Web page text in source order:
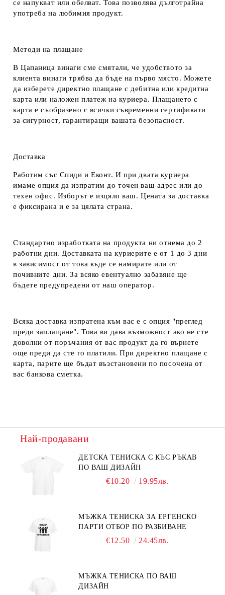
се напукват или обелват. Това позволява дълготрайна
употреба на любимия продукт.
Методи на плащане
В Цапаница винаги сме смятали, че удобството за
клиента винаги трябва да бъде на първо място. Можете
да изберете директно плащане с дебитна или кредитна
карта или наложен платеж на куриера. Плащането с
карта е съобразено с всички съвременни сертификати
за сигурност, гарантиращи вашата безопасност.
Доставка
Работим със Спиди и Еконт. И при двата куриера
имаме опция да изпратим до точен ваш адрес или до
техен офис. Изборът е изцяло ваш. Цената за доставка
е фиксирана и е за цялата страна.
Стандартно изработката на продукта ни отнема до 2
работни дни. Доставката на куриерите е от 1 до 3 дни
в зависимост от това къде се намирате или от
почивните дни. За всяко евентуално забавяне ще
бъдете предупредени от наш оператор.
Всяка доставка изпратена към вас е с опция "преглед
преди заплащане". Това ви дава възможност ако не сте
доволни от поръчания от вас продукт да го върнете
още преди да сте го платили. При директно плащане с
карта, парите ще бъдат възстановени по посочена от
вас банкова сметка.
Най-продавани
ДЕТСКА ТЕНИСКА С КЪС РЪКАВ
ПО ВАШ ДИЗАЙН
€10.20 19.95лв.
МЪЖКА ТЕНИСКА ЗА ЕРГЕНСКО
ПАРТИ ОТБОР ПО РАЗБИВАНЕ
€12.50 24.45лв.
МЪЖКА ТЕНИСКА ПО ВАШ
ДИЗАЙН